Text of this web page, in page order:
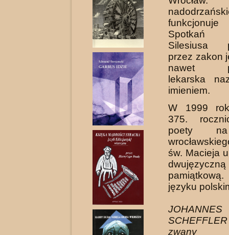
Spotkań
Silesiusa
przez zakon
nawet
lekarska
imieniem.
W 1999
375.
poety
św. Macieja
języku
JOHANNES
SCHEFFLER
zwany